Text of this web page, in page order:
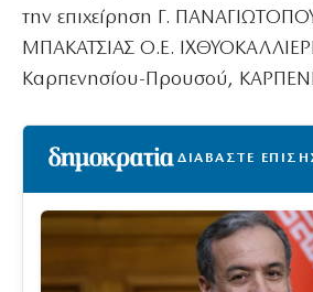
την επιχείρηση Γ.
ΜΠΑΚΑΤΣΙΑΣ Ο.Ε.
Καρπενησίου-Προυσού,
ΔΙΑΒΑΣΤΕ